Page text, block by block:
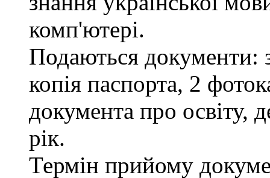
комп'ютері.
Подаються документи:
копія паспорта, 2
документа про освіту,
рік.
Термін прийому